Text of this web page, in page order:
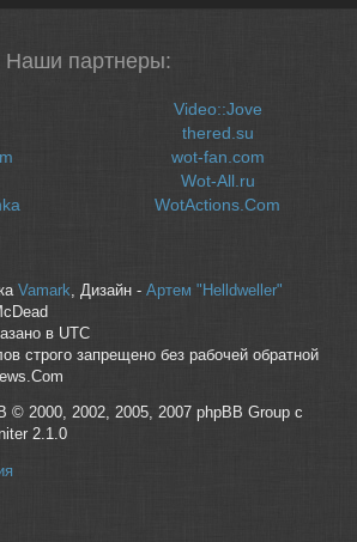
Наши партнеры:
Video::Jove
thered.su
wot-fan.com
Wot-All.ru
WotActions.Com
Vamark, Дизайн - Артем "Helldweller"
в UTC
строго запрещено без рабочей обратной
© 2000, 2002, 2005, 2007 phpBB Group с
2.1.0